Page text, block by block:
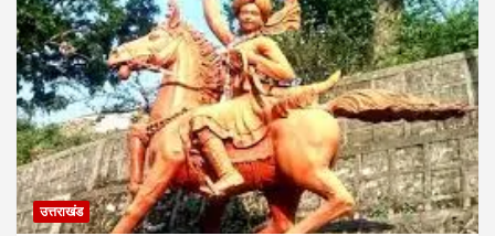
उत्तराखंड